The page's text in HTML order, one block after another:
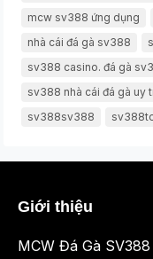
mcw sv388 ứng dụng
nhà cái đá gà sv388
sv388 casino. đá gà
sv388 nhà cái đá gà uy
sv388sv388
Giới thiệu
MCW Đá Gà